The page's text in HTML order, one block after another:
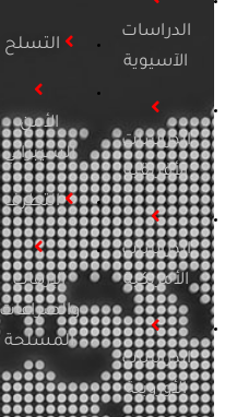
الدراسات
الآسيوية
الدراسات
الأفريقية
الدراسات
الأمريكية
الدراسات
الأوروبية
التسلح
الأمن
السيبراني
التطرف
الإرهاب
والصراعات
المسلحة